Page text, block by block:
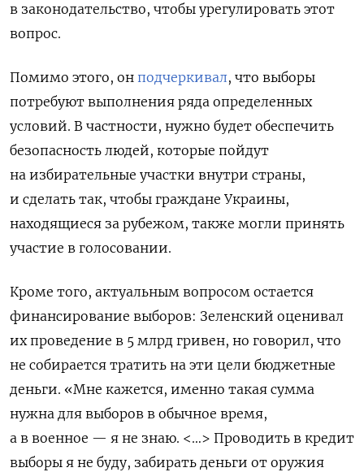
в законодательство, чтобы урегулировать этот
вопрос.
Помимо этого, он подчеркивал, что выборы
потребуют выполнения ряда определенных
условий. В частности, нужно будет обеспечить
безопасность людей, которые пойдут
на избирательные участки внутри страны,
и сделать так, чтобы граждане Украины,
находящиеся за рубежом, также могли принять
участие в голосовании.
Кроме того, актуальным вопросом остается
финансирование выборов: Зеленский оценивал
их проведение в 5 млрд гривен, но говорил, что
не собирается тратить на эти цели бюджетные
деньги. «Мне кажется, именно такая сумма
нужна для выборов в обычное время,
а в военное — я не знаю. <…> Проводить в кредит
выборы я не буду, забирать деньги от оружия